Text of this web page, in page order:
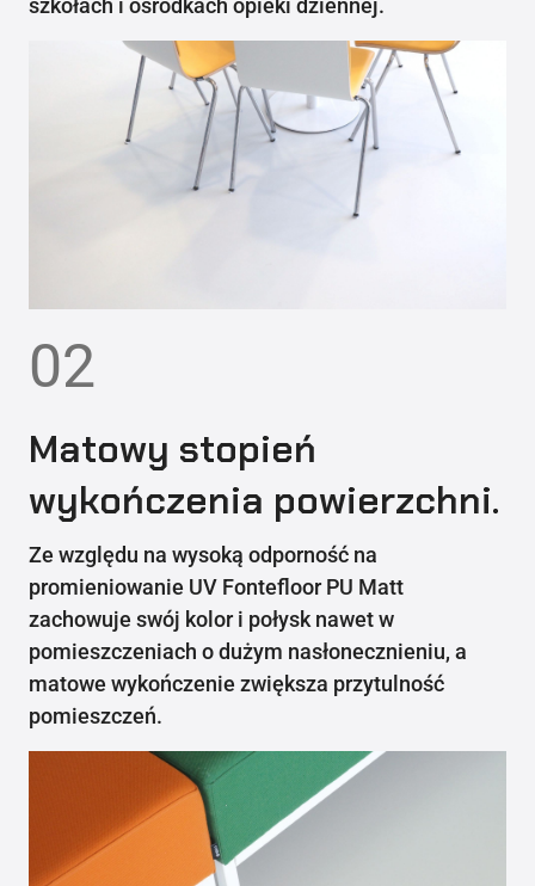
szkołach i ośrodkach opieki dziennej.
02
Matowy stopień
wykończenia powierzchni.
Ze względu na wysoką odporność na
promieniowanie UV Fontefloor PU Matt
zachowuje swój kolor i połysk nawet w
pomieszczeniach o dużym nasłonecznieniu, a
matowe wykończenie zwiększa przytulność
pomieszczeń.